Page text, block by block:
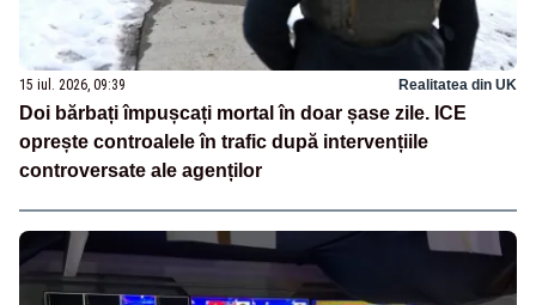
15 iul. 2026, 09:39 Realitatea din UK
Doi bărbați împușcați mortal în doar șase zile. ICE
oprește controalele în trafic după intervențiile
controversate ale agenților